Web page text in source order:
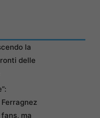
la
delle
Ferragnez
ma